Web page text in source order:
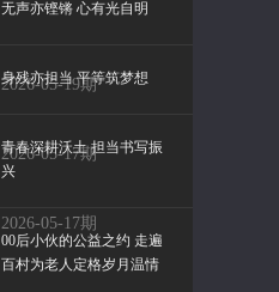
无声亦铿锵 心有光自明
2026-05-19期
身残亦担当 平等筑梦想
2026-05-17期
青春深耕沃土 担当书写振
兴
2026-05-17期
00后小伙的公益之约 走遍
百村为老人定格岁月温情